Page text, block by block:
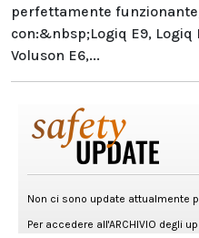
perfettamente
con:&nbsp;Logiq E9, Logiq
Voluson E6,...